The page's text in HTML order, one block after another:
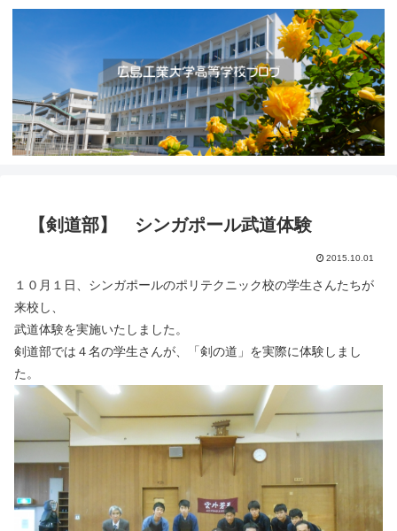
【剣道部】 シンガポール武道体験
2015.10.01
１０月１日、シンガポールのポリテクニック校の学生さんたちが
来校し、
武道体験を実施いたしました。
剣道部では４名の学生さんが、「剣の道」を実際に体験しまし
た。